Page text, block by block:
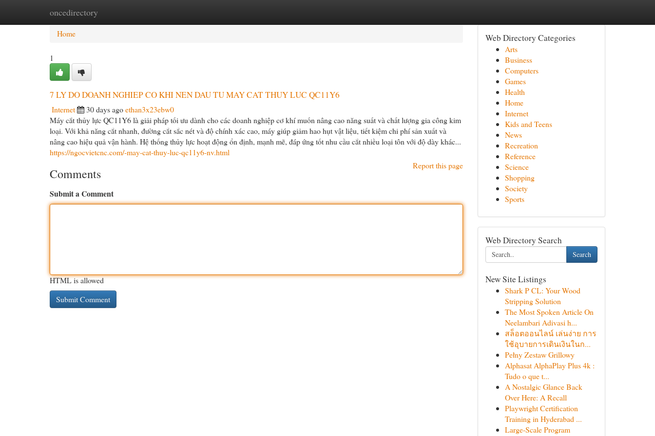
oncedirectory
Home New Site Listings
Home
1
7 LY DO DOANH NGHIEP CO KHI NEN DAU TU MAY CAT THUY LUC QC11Y6
Internet 30 days agoethan3x23ebw0
Máy cắt thủy lực QC11Y6 là giải pháp tối ưu dành cho các doanh nghiệp cơ khí muốn nâng cao năng suất và chất lượng gia công kim
loại. Với khả năng cắt nhanh, đường cắt sắc nét và độ chính xác cao, máy giúp giảm hao hụt vật liệu, tiết kiệm chi phí sản xuất và
nâng cao hiệu quả vận hành. Hệ thống thủy lực hoạt động ổn định, mạnh mẽ, đáp ứng tốt nhu cầu cắt nhiều loại tôn với độ dày khác...
https://ngocvietcnc.com/-may-cat-thuy-luc-qc11y6-nv.html
Report this page
Comments
Submit a Comment
HTML is allowed
Web Directory Categories
Arts
Business
Computers
Games
Health
Home
Internet
Kids and Teens
News
Recreation
Reference
Science
Shopping
Society
Sports
Web Directory Search
Search
New Site Listings
Shark P CL: Your Wood
Stripping Solution
The Most Spoken Article On
Neelambari Adivasi h...
สล็อตออนไลน์ เล่นง่าย การ
ใช้อุบายการเดินเงินในก...
Pełny Zestaw Grillowy
Alphasat AlphaPlay Plus 4k :
Tudo o que t...
A Nostalgic Glance Back
Over Here: A Recall
Playwright Certification
Training in Hyderabad ...
Large-Scale Program